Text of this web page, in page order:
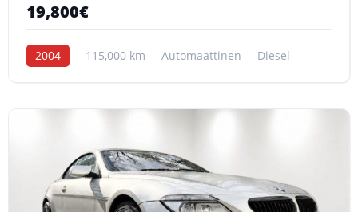
19,800€
2004 115,000 km Automaattinen Diesel